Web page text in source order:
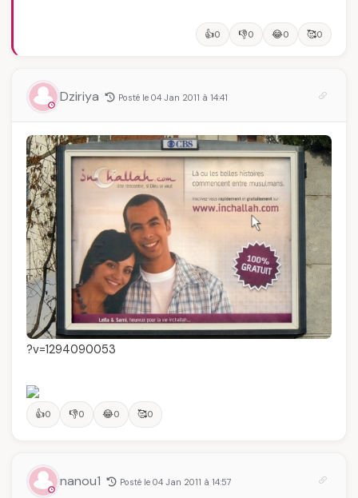
👍0 👎0 😂0 🥰0
Dziriya Posté le 04 Jan 2011 à 14:41
?v=1294090053
👍0 👎0 😂0 🥰0
nanou1 Posté le 04 Jan 2011 à 14:57